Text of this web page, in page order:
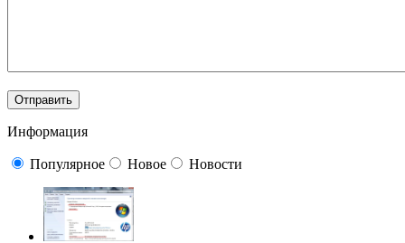
Информация
Популярное Новое Новости